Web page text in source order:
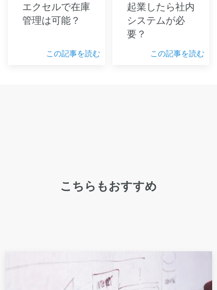
エクセルで在庫
管理は可能？
この記事を読む
起業したら社内
システムが必
要？
この記事を読む
こちらもおすすめ